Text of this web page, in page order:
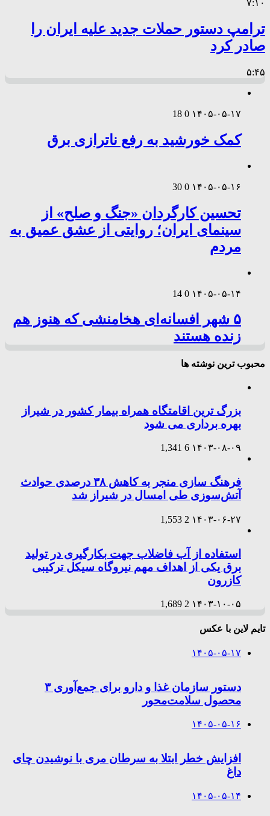
۷:۱۰
ترامپ دستور حملات جدید علیه ایران را
صادر کرد
۵:۴۵
۱۴۰۵-۰۵-۱۷ 0
18
کمک خورشید به رفع ناترازی برق
۱۴۰۵-۰۵-۱۶ 0
30
تحسین کارگردان «جنگ و صلح» از
سینمای ایران؛ روایتی از عشق عمیق به
مردم
۱۴۰۵-۰۵-۱۴ 0
14
۵ شهر افسانه‌ای هخامنشی که هنوز هم
زنده هستند
محبوب ترین نوشته ها
بزرگ ترین اقامتگاه همراه بیمار کشور در شیراز
بهره برداری می شود
۱۴۰۳-۰۸-۰۹ 6
1,341
فرهنگ سازی منجر به کاهش ۳۸ درصدی حوادث
آتش‌سوزی طی امسال در شیراز شد
۱۴۰۳-۰۶-۲۷ 2
1,553
استفاده از آب فاضلاب جهت بکارگیری در تولید
برق یکی از اهداف مهم نیروگاه سیکل ترکیبی
کازرون
۱۴۰۳-۱۰-۰۵ 2
1,689
تایم لاین با عکس
۱۴۰۵-۰۵-۱۷
دستور سازمان غذا و دارو برای جمع‌آوری ۳
محصول سلامت‌محور
۱۴۰۵-۰۵-۱۶
افزایش خطر ابتلا به سرطان مری با نوشیدن چای
داغ
۱۴۰۵-۰۵-۱۴